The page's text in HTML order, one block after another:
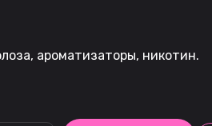
ароматизаторы, никотин.